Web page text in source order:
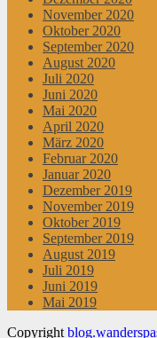
November 2020
Oktober 2020
September 2020
August 2020
Juli 2020
Juni 2020
Mai 2020
April 2020
März 2020
Februar 2020
Januar 2020
Dezember 2019
November 2019
Oktober 2019
September 2019
August 2019
Juli 2019
Juni 2019
Mai 2019
Copyright